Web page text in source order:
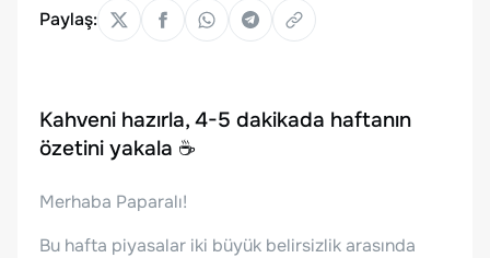
Paylaş:
Kahveni hazırla, 4-5 dakikada haftanın
özetini yakala ☕
Merhaba Paparalı!
Bu hafta piyasalar iki büyük belirsizlik arasında